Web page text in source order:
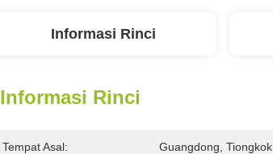
Informasi Rinci
Informasi Rinci
Tempat Asal: Guangdong, Tiongkok